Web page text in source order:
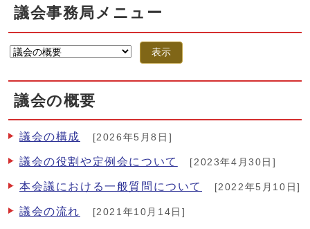
議会事務局メニュー
表示
議会の概要
議会の構成 [2026年5月8日]
議会の役割や定例会について [2023年4月30日]
本会議における一般質問について [2022年5月10日]
議会の流れ [2021年10月14日]